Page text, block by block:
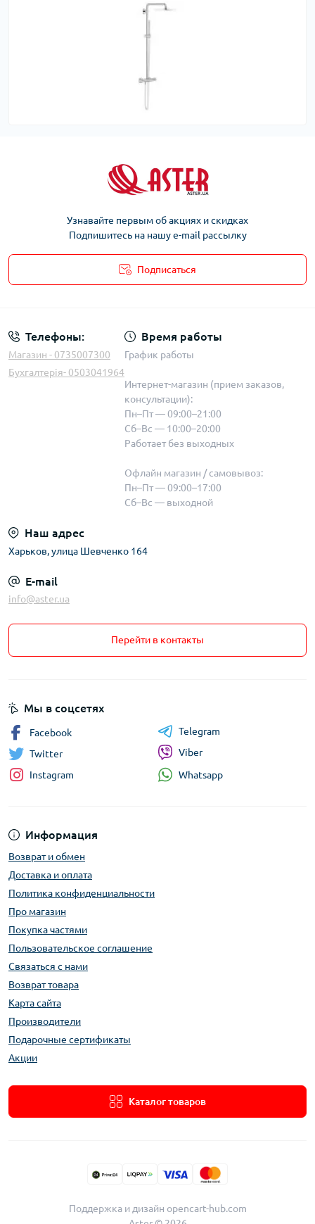
Узнавайте первым об акциях и скидках
Подпишитесь на нашу e-mail рассылку
Подписаться
Телефоны:
Магазин - 0735007300
Бухгалтерія- 0503041964
Время работы
График работы
Интернет-магазин (прием заказов,
консультации):
Пн–Пт — 09:00–21:00
Сб–Вс — 10:00–20:00
Работает без выходных
Офлайн магазин / самовывоз:
Пн–Пт — 09:00–17:00
Сб–Вс — выходной
Наш адрес
Харьков, улица Шевченко 164
E-mail
info@aster.ua
Перейти в контакты
Информация
Возврат и обмен
Доставка и оплата
Политика конфиденциальности
Про магазин
Покупка частями
Пользовательское соглашение
Связаться с нами
Возврат товара
Карта сайта
Производители
Подарочные сертификаты
Акции
Каталог товаров
Мы в соцсетях
Facebook
Twitter
Instagram
Telegram
Viber
Whatsapp
Поддержка и дизайн opencart-hub.com